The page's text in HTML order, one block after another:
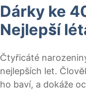
Dárky ke
Nejlepší
Čtyřicáté
nejlepších let.
ho baví, a dokáže